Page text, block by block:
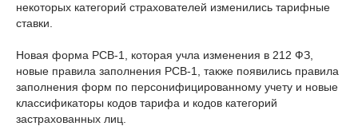
некоторых категорий страхователей изменились тарифные
ставки.
Новая форма РСВ-1, которая учла изменения в 212 ФЗ,
новые правила заполнения РСВ-1, также появились правила
заполнения форм по персонифицированному учету и новые
классификаторы кодов тарифа и кодов категорий
застрахованных лиц.